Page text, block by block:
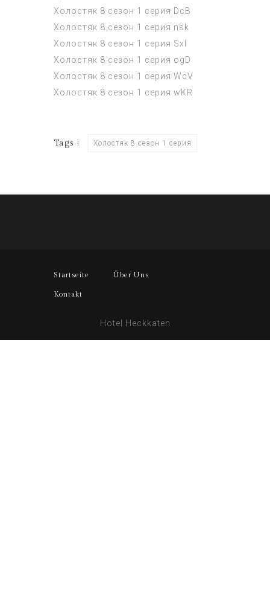
Холостяк 8 сезон 1 серия DcB
Холостяк 8 сезон 1 серия nsk
Холостяк 8 сезон 1 серия SxI
Холостяк 8 сезон 1 серия ogD
Холостяк 8 сезон 1 серия WcV
Холостяк 8 сезон 1 серия wKR
Tags : Холостяк 8 сезон 1 серия
Startseite Über Uns
Kontakt
Hotel Heckkaten